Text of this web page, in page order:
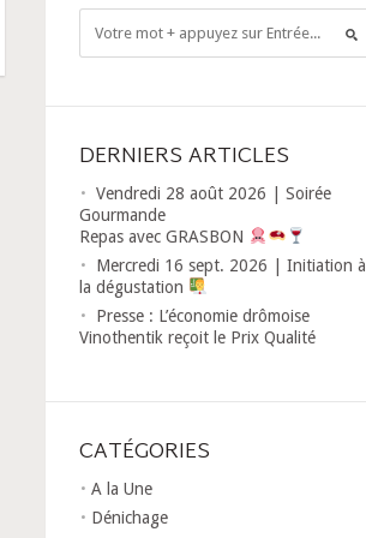
DERNIERS ARTICLES
Vendredi 28 août 2026 | Soirée
Gourmande
Repas avec GRASBON
Mercredi 16 sept. 2026 | Initiation à
la dégustation
Presse : L’économie drômoise
Vinothentik reçoit le Prix Qualité
CATÉGORIES
A la Une
Dénichage